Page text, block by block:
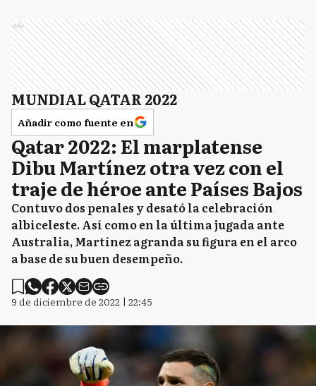
Ads
MUNDIAL QATAR 2022
Añadir como fuente en
Qatar 2022: El marplatense
Dibu Martínez otra vez con el
traje de héroe ante Países Bajos
Contuvo dos penales y desató la celebración
albiceleste. Así como en la última jugada ante
Australia, Martínez agranda su figura en el arco
a base de su buen desempeño.
9 de diciembre de 2022 | 22:45